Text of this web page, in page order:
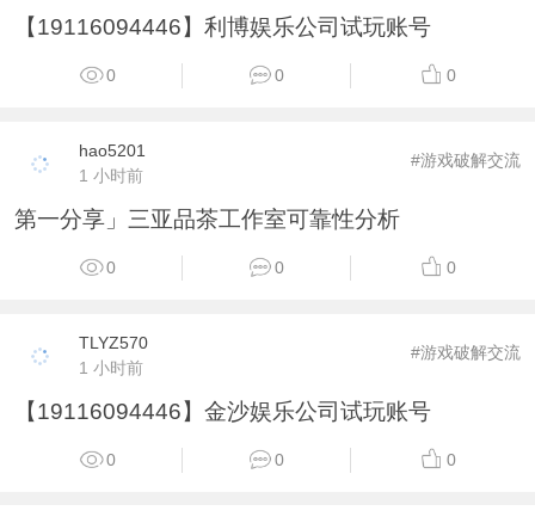
【19116094446】利博娱乐公司试玩账号
0 0 0
hao5201
1 小时前
#游戏破解交流
第一分享」三亚品茶工作室可靠性分析
0 0 0
TLYZ570
1 小时前
#游戏破解交流
【19116094446】金沙娱乐公司试玩账号
0 0 0